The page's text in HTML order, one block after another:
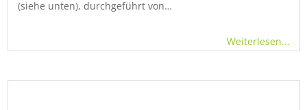
(siehe unten), durchgeführt von…
Weiterlesen...